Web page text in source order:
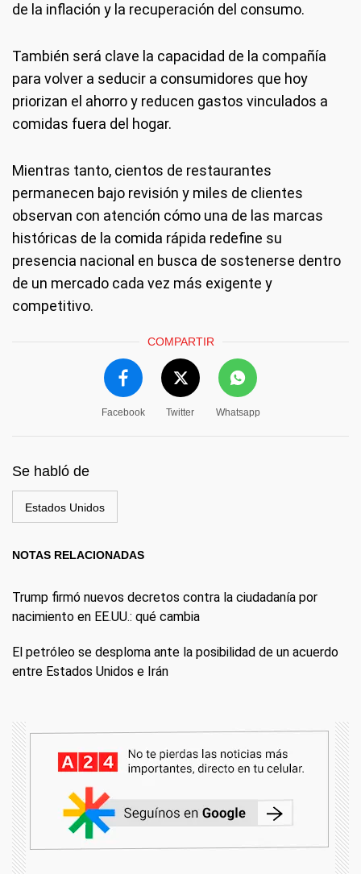
de la inflación y la recuperación del consumo.
También será clave la capacidad de la compañía
para volver a seducir a consumidores que hoy
priorizan el ahorro y reducen gastos vinculados a
comidas fuera del hogar.
Mientras tanto, cientos de restaurantes
permanecen bajo revisión y miles de clientes
observan con atención cómo una de las marcas
históricas de la comida rápida redefine su
presencia nacional en busca de sostenerse dentro
de un mercado cada vez más exigente y
competitivo.
COMPARTIR
Facebook Twitter Whatsapp
Se habló de
Estados Unidos
NOTAS RELACIONADAS
Trump firmó nuevos decretos contra la ciudadanía por
nacimiento en EE.UU.: qué cambia
El petróleo se desploma ante la posibilidad de un acuerdo
entre Estados Unidos e Irán